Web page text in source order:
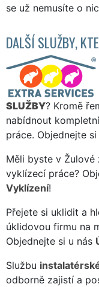
se už nemusíte o
DALŠÍ SLUŽBY,
SLUŽBY? Kromě
nabídnout
práce. Objednejte si
Měli byste v Žulové
vyklízecí práce?
Vyklízení!
Přejete si uklidit a
úklidovou firmu na
Objednejte si u nás
Službu
odborně zajistí a